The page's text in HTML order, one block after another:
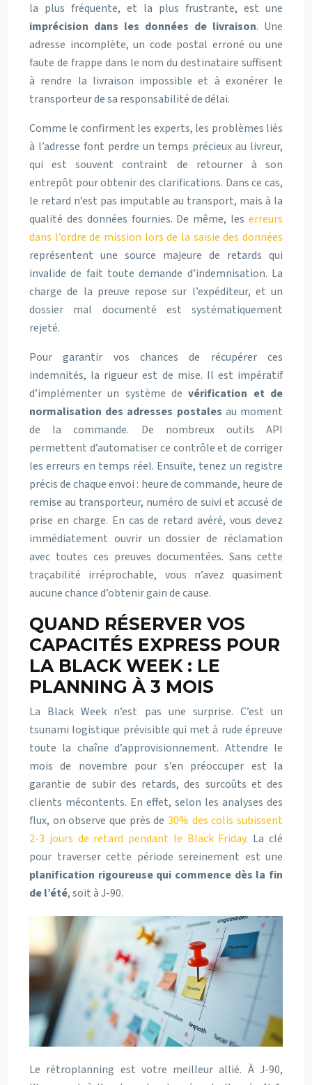
la plus fréquente, et la plus frustrante, est une
imprécision dans les données de livraison. Une
adresse incomplète, un code postal erroné ou une
faute de frappe dans le nom du destinataire suffisent
à rendre la livraison impossible et à exonérer le
transporteur de sa responsabilité de délai.
Comme le confirment les experts, les problèmes liés
à l’adresse font perdre un temps précieux au livreur,
qui est souvent contraint de retourner à son
entrepôt pour obtenir des clarifications. Dans ce cas,
le retard n’est pas imputable au transport, mais à la
qualité des données fournies. De même, les erreurs
dans l’ordre de mission lors de la saisie des données
représentent une source majeure de retards qui
invalide de fait toute demande d’indemnisation. La
charge de la preuve repose sur l’expéditeur, et un
dossier mal documenté est systématiquement
rejeté.
Pour garantir vos chances de récupérer ces
indemnités, la rigueur est de mise. Il est impératif
d’implémenter un système devérification et de
normalisation des adresses postales au moment
de la commande. De nombreux outils API
permettent d’automatiser ce contrôle et de corriger
les erreurs en temps réel. Ensuite, tenez un registre
précis de chaque envoi : heure de commande, heure de
remise au transporteur, numéro de suivi et accusé de
prise en charge. En cas de retard avéré, vous devez
immédiatement ouvrir un dossier de réclamation
avec toutes ces preuves documentées. Sans cette
traçabilité irréprochable, vous n’avez quasiment
aucune chance d’obtenir gain de cause.
QUAND RÉSERVER VOS
CAPACITÉS EXPRESS POUR
LA BLACK WEEK : LE
PLANNING À 3 MOIS
La Black Week n’est pas une surprise. C’est un
tsunami logistique prévisible qui met à rude épreuve
toute la chaîne d’approvisionnement. Attendre le
mois de novembre pour s’en préoccuper est la
garantie de subir des retards, des surcoûts et des
clients mécontents. En effet, selon les analyses des
flux, on observe que près de 30% des colis subissent
2-3 jours de retard pendant le Black Friday. La clé
pour traverser cette période sereinement est une
planification rigoureuse qui commence dès la fin
de l’été, soit à J-90.
Le rétroplanning est votre meilleur allié. À J-90,